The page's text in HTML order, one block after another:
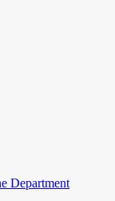
Department